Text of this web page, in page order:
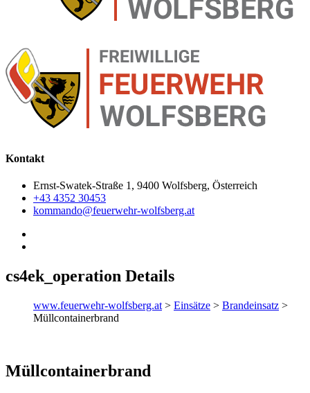
Kontakt
Ernst-Swatek-Straße 1, 9400 Wolfsberg, Österreich
+43 4352 30453
kommando@feuerwehr-wolfsberg.at
cs4ek_operation Details
www.feuerwehr-wolfsberg.at > Einsätze > Brandeinsatz >
Müllcontainerbrand
Müllcontainerbrand